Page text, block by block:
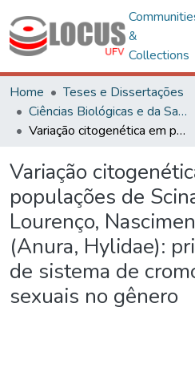
&
Collections
Home
Teses e Dissertações
Ciências Biológicas e da Saúde
Variação citogenética em populações de Scinax tripui Lourenço, Nascimento e Pires, 2009 (Anura, Hylidae): primeira detecção de sistema de cromossomos sexuais no gênero
Variação
populações de
Lourenço,
(Anura, Hylidae):
de sistema de
sexuais no gênero